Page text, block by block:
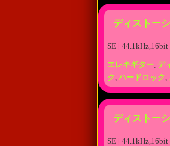
ディストー
SE |
エレキギター, デ
ク, ハードロック,
ディストー
SE |